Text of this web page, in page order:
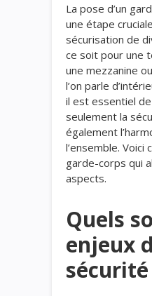
La pose d’un
une étape
sécurisation de
ce soit pour une
une mezzanine
l’on parle
il est essentiel
seulement la
également
l’ensemble. Voici
garde-corps qui
aspects.
Quels
enjeux
sécurité